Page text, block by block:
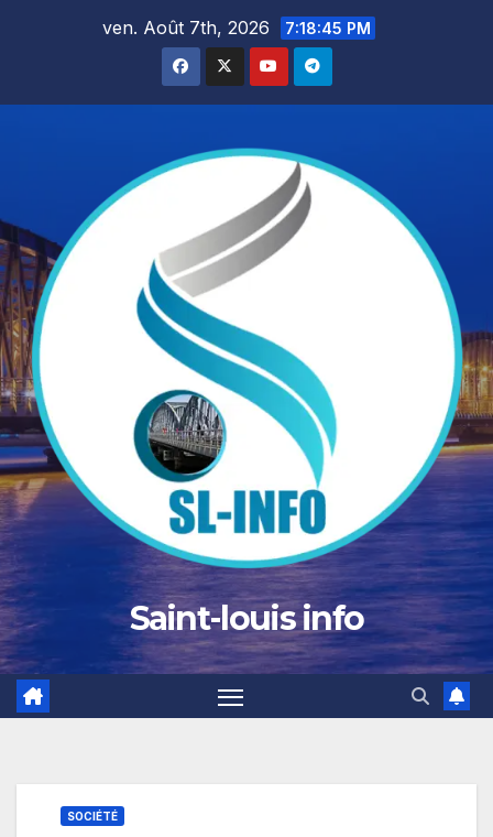
ven. Août 7th, 2026 7:18:47 PM
Saint-louis info
SOCIÉTÉ